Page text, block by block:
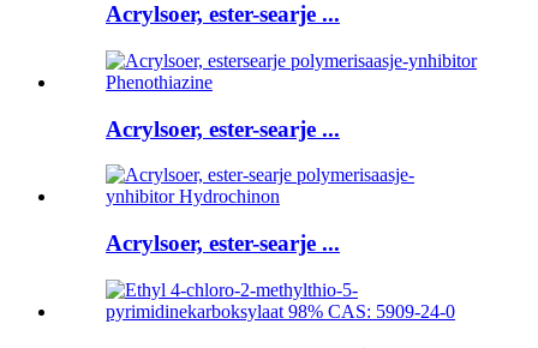
Acrylsoer, ester-searje ...
Acrylsoer, ester-searje ...
Acrylsoer, ester-searje ...